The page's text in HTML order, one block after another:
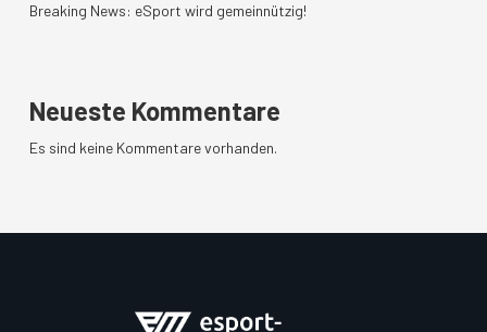
Breaking News: eSport wird gemeinnützig!
Neueste Kommentare
Es sind keine Kommentare vorhanden.